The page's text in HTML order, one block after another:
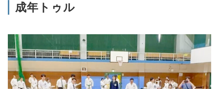
成年トゥル